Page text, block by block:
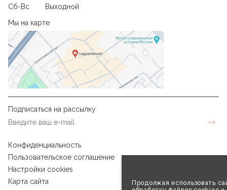
Продолжая использовать
Сб-Вс
Выходной
Мы на карте
Подписаться на рассылку
Конфиденциальность
Пользовательское соглашение
Настройки cookies
Карта сайта